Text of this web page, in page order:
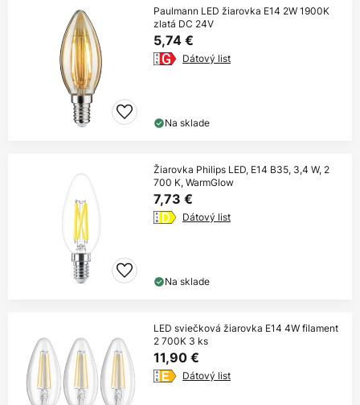
Paulmann LED žiarovka E14 2W 1900K
zlatá DC 24V
5,74 €
Dátový list
Na sklade
Žiarovka Philips LED, E14 B35, 3,4 W, 2
700 K, WarmGlow
7,73 €
Dátový list
Na sklade
LED sviečková žiarovka E14 4W filament
2 700K 3 ks
11,90 €
Dátový list